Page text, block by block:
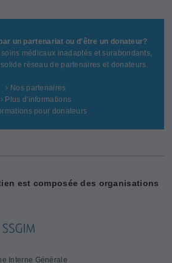
un partenariat ou d'être un donateur?
médicaux inadaptés et surabondants,
réseau de partenaires et donateurs.
› Nos partenaires
› Plus d'informations
pour donateurs
est composée des organisations
Interne Générale